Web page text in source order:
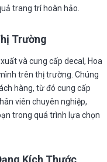
trang trí hoàn hảo.
Trường
và cung cấp decal, Hoa
trên thị trường. Chúng
hàng, từ đó cung cấp
viên chuyên nghiệp,
trong quá trình lựa chọn
Kích Thước